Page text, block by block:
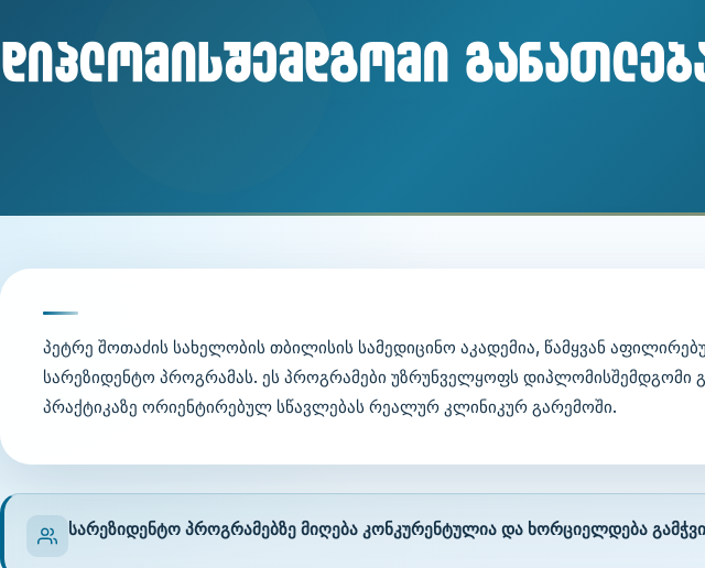
დიპლომისშემდგომი
პეტრე შოთაძის სახელობის თბილისის სამედიცინო აკადემია, წამყვან
სარეზიდენტო პროგრამას. ეს პროგრამები უზრუნველყოფს დიპლომისშემდგომი
პრაქტიკაზე ორიენტირებულ სწავლებას რეალურ კლინიკურ გარემოში.
სარეზიდენტო პროგრამებზე მიღება კონკურენტულია და ხორციელდება